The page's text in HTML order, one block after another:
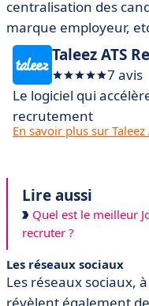
centralisation des
marque employeur,
Taleez ATS
7 avis
Le logiciel qui
recrutement
En savoir plus sur
Lire aussi
Quel est le meilleur
recruter ?
Les réseaux sociaux
Les réseaux sociaux,
révèlent également